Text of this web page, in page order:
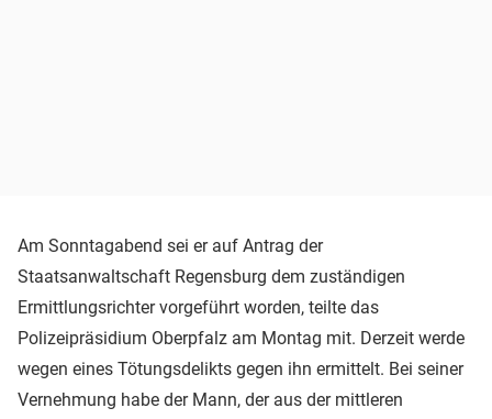
Am Sonntagabend sei er auf Antrag der
Staatsanwaltschaft Regensburg dem zuständigen
Ermittlungsrichter vorgeführt worden, teilte das
Polizeipräsidium Oberpfalz am Montag mit. Derzeit werde
wegen eines Tötungsdelikts gegen ihn ermittelt. Bei seiner
Vernehmung habe der Mann, der aus der mittleren